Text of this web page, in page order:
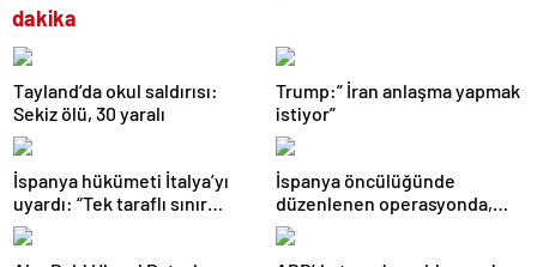
dakika
Tayland’da okul saldırısı:
Sekiz ölü, 30 yaralı
Trump:” İran anlaşma yapmak
istiyor”
İspanya hükümeti İtalya’yı
uyardı: “Tek taraflı sınır
kontrolünü kaldırın”
İspanya öncülüğünde
düzenlenen operasyonda,
Batı Akdeniz’deki suç
şebekesi çökertildi